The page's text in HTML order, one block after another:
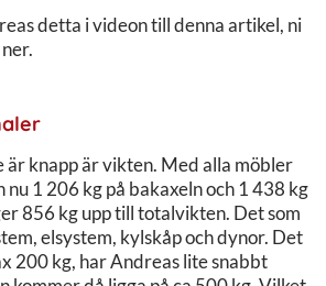
detta i videon till denna artikel, ni
är knapp är vikten. Med alla möbler
1 206 kg på bakaxeln och 1 438 kg
856 kg upp till totalvikten. Det som
elsystem, kylskåp och dynor. Det
200 kg, har Andreas lite snabbt